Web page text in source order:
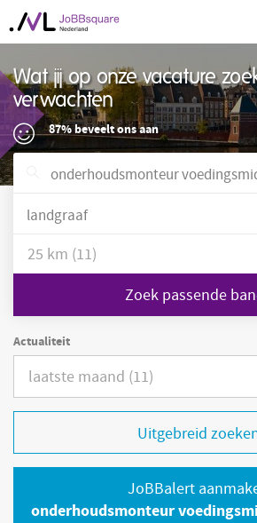
Wat jij op onze vacature
verwachten
87% beveelt ons aan
Zoek passende
Actualiteit
Uitgebreid
JoBBalert
onderhoudsmonteur